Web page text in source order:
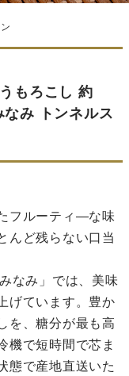
もろこし 約
み トンネルス
フルーティ―な味
んど残らない口当
なみ」では、美味
げています。豊か
を、糖分が最も高
機で短時間で芯ま
態で産地直送いた